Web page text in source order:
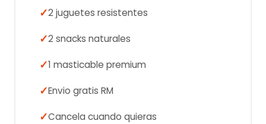
2 juguetes resistentes
2 snacks naturales
1 masticable premium
Envio gratis RM
Cancela cuando quieras